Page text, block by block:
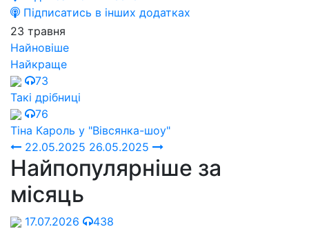
Підписатись в інших додатках
23 травня
Найновіше
Найкраще
73
Такі дрібниці
76
Тіна Кароль у "Вівсянка-шоу"
22.05.2025 26.05.2025
Найпопулярніше за
місяць
17.07.2026
438